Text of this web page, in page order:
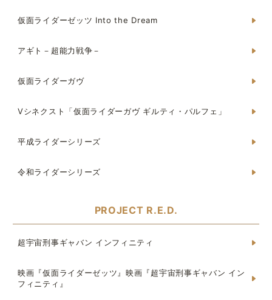
仮面ライダーゼッツ Into the Dream
アギト－超能力戦争－
仮面ライダーガヴ
Vシネクスト「仮面ライダーガヴ ギルティ・パルフェ」
平成ライダーシリーズ
令和ライダーシリーズ
PROJECT R.E.D.
超宇宙刑事ギャバン インフィニティ
映画『仮面ライダーゼッツ』映画『超宇宙刑事ギャバン イン
フィニティ』